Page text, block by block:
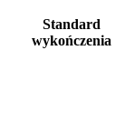
Standard
wykończenia